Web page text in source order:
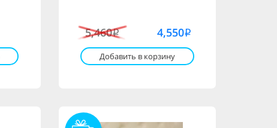
5,460i 4,550i
Добавить в корзину